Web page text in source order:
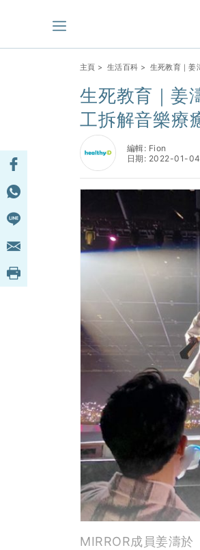
主頁 > 生活百科 > 生死教育｜姜
生死教育｜姜
工拆解音樂療
編輯: Fion
日期: 2022-01-04
MIRROR成員姜濤於